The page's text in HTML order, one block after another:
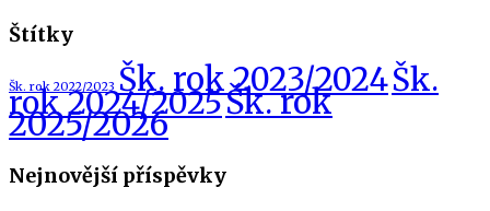
Štítky
Šk. rok 2022/2023 Šk. rok 2023/2024Šk.
rok 2024/2025Šk. rok
2025/2026
Nejnovější příspěvky